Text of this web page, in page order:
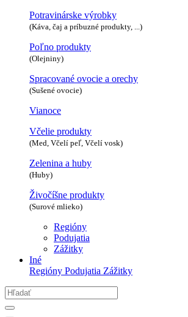
Potravinárske výrobky
(Káva, čaj a príbuzné produkty, ...)
Poľno produkty
(Olejniny)
Spracované ovocie a orechy
(Sušené ovocie)
Vianoce
Včelie produkty
(Med, Včelí peľ, Včelí vosk)
Zelenina a huby
(Huby)
Živočíšne produkty
(Surové mlieko)
Regióny
Podujatia
Zážitky
Iné
Regióny Podujatia Zážitky